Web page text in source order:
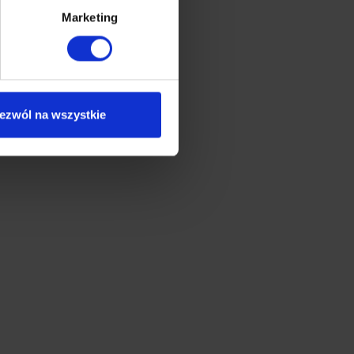
Marketing
na wszystkie